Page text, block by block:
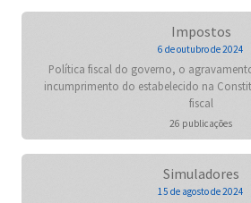
Impostos
6 de outubro de 2024
Política fiscal do governo, o
incumprimento do estabelecido na
fiscal
26 publicações
Simuladores
15 de agosto de 2024